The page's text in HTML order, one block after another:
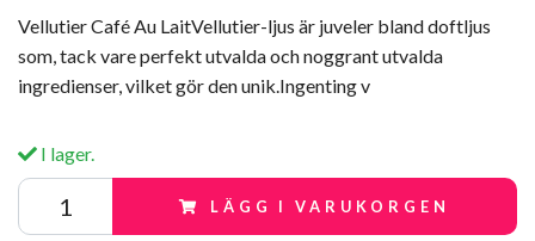
Vellutier Café Au LaitVellutier-ljus är juveler bland doftljus
som, tack vare perfekt utvalda och noggrant utvalda
ingredienser, vilket gör den unik.Ingenting v
I lager.
LÄGG I VARUKORGEN